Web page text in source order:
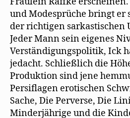
und Modesprüche bringt er
der richtigen sarkastischen
Jeder Mann sein eigenes
Verständigungspolitik, Ick
jedacht. Schließlich die
Produktion sind jene
Persiflagen erotischen
Sache, Die Perverse, Die
Minderjährige und die